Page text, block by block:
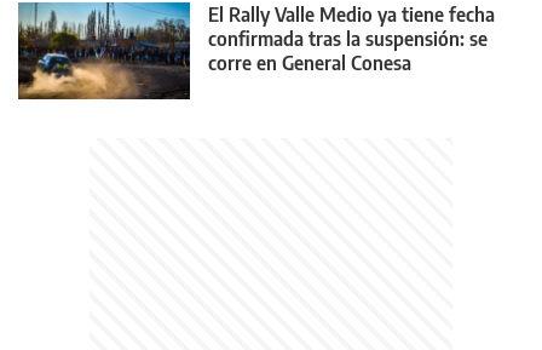
El Rally Valle Medio ya tiene fecha
confirmada tras la suspensión: se
corre en General Conesa